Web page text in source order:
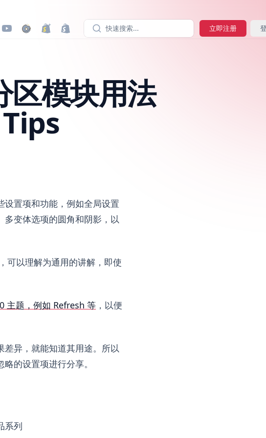
快速搜索... 立即注册
区模块用法
置项和功能，例如全局设置
变体选项的圆角和阴影，以
，可以理解为通用的讲解，即使
主题，例如 Refresh 等 ，以便
异，就能知道其用途。所以
的设置项进行分享。
系列